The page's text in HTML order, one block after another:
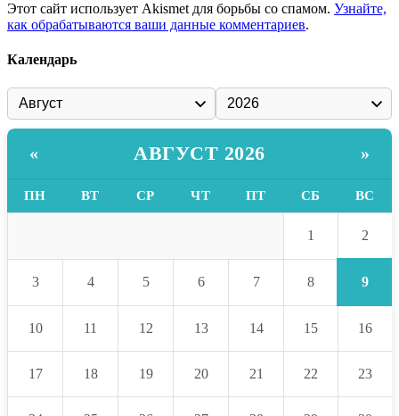
Этот сайт использует Akismet для борьбы со спамом. Узнайте,
как обрабатываются ваши данные комментариев.
Календарь
« АВГУСТ 2026 »
ПН ВТ СР ЧТ ПТ СБ ВС
1 2
3 4 5 6 7 8 9
10 11 12 13 14 15 16
17 18 19 20 21 22 23